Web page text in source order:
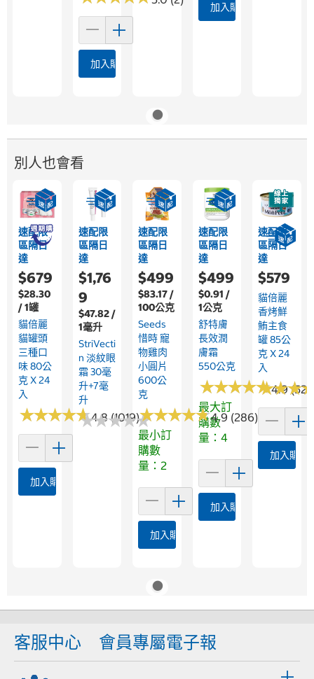
加入購物車
加入購物車
別人也會看
速配限
區隔日
達
$679
$28.30
/ 1罐
貓倍麗
貓罐頭
三種口
味 80公
克 X 24
入
★★★★★
★★★★★4.8 (1019)
加入購物車
速配限
區隔日
達
$1,76
9
$47.82 /
1毫升
StriVecti
N 淡紋眼
霜 30毫
升+7毫
升
★★★★★
★★★★★
速配限
區隔日
達
$499
$83.17 /
100公克
Seeds
惜時 寵
物雞肉
小圓片
600公
克
★★★★★
★★★★★4.9 (286)
最小訂
購數
量：2
加入購物車
速配限
區隔日
達
$499
$0.91 /
1公克
舒特膚
長效潤
膚霜
550公克
★★★★★
★★★★★4.9
最大訂
購數
量：4
加入購物車
速配限
區隔日
達
$579
貓倍麗
香烤鮮
鮪主食
罐 85公
克 X 24
入
★★★
★★★
加入購物
客服中心 會員專屬電子報